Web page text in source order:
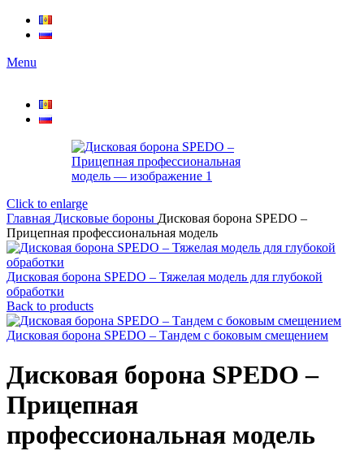
Menu
Click to enlarge
Главная Дисковые бороны Дисковая борона SPEDO –
Прицепная профессиональная модель
Дисковая борона SPEDO – Тяжелая модель для глубокой
обработки
Back to products
Дисковая борона SPEDO – Тандем с боковым смещением
Дисковая борона SPEDO –
Прицепная
профессиональная модель